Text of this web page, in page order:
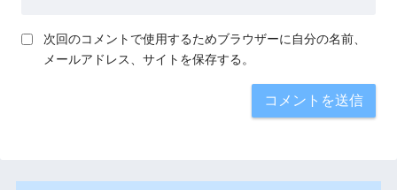
次回のコメントで使用するためブラウザーに自分の名前、
メールアドレス、サイトを保存する。